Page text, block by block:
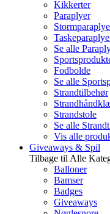
Kikkerter
Paraplyer
Se alle
Fodbolde
Se alle
Strandtilbehør
Strandstole
Se alle
Vis alle
Giveaways & Spil
Tilbage til Alle
Balloner
Bamser
Badges
Giveaways